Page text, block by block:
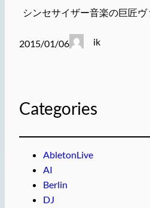
シンセサイザー音楽の巨匠
2015/01/06 ik
Categories
AbletonLive
AI
Berlin
DJ